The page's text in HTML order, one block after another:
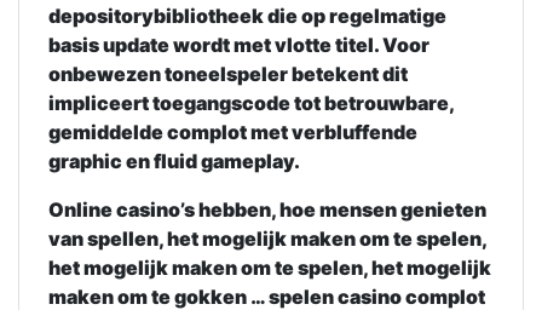
depositorybibliotheek die op regelmatige
basis update wordt met vlotte titel. Voor
onbewezen toneelspeler betekent dit
impliceert toegangscode tot betrouwbare,
gemiddelde complot met verbluffende
graphic en fluid gameplay.
Online casino’s hebben, hoe mensen genieten
van spellen, het mogelijk maken om te spelen,
het mogelijk maken om te spelen, het mogelijk
maken om te gokken … spelen casino complot